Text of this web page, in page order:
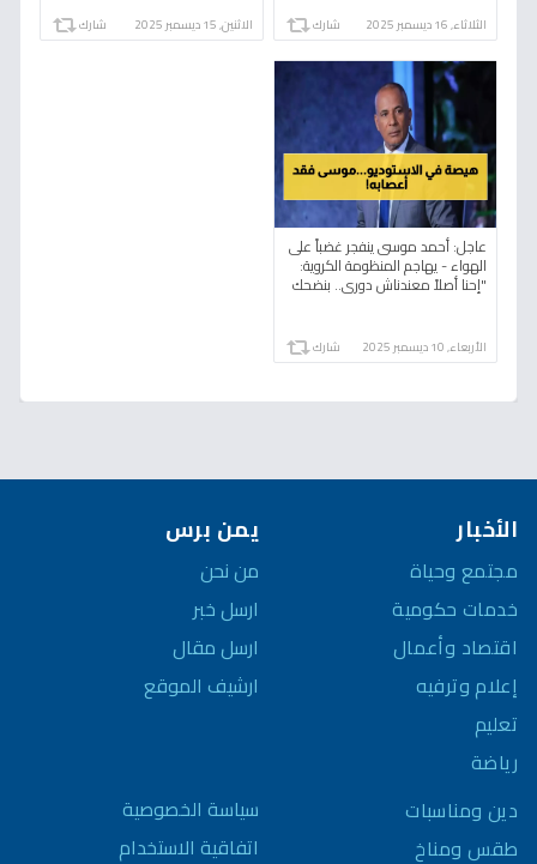
الثلاثاء, 16 ديسمبر 2025 شارك الاثنين, 15 ديسمبر 2025 شارك
عاجل: أحمد موسى ينفجر غضباً على
الهواء - يهاجم المنظومة الكروية:
"إحنا أصلاً معندناش دوري.. بنضحك
الأربعاء, 10 ديسمبر 2025 شارك
الأخبار
مجتمع وحياة
خدمات حكومية
اقتصاد وأعمال
إعلام وترفيه
تعليم
رياضة
دين ومناسبات
طقس ومناخ
يمن برس
من نحن
ارسل خبر
ارسل مقال
ارشيف الموقع
سياسة الخصوصية
اتفاقية الاستخدام